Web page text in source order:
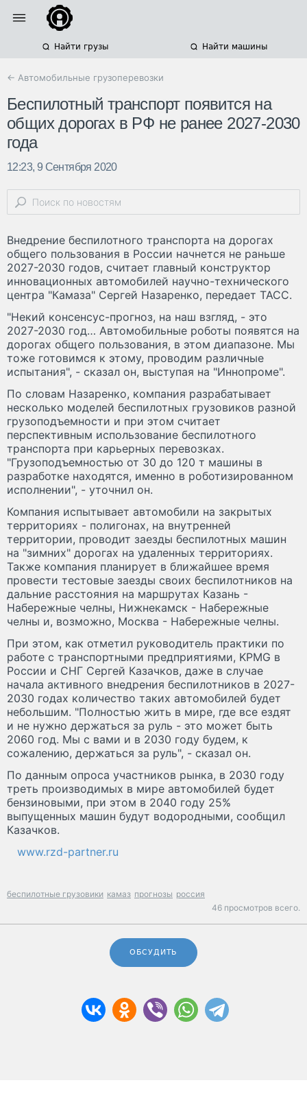
Найти грузы Найти машины
← Автомобильные грузоперевозки
Беспилотный транспорт появится на
общих дорогах в РФ не ранее 2027-2030
года
12:23, 9 Сентября 2020
Внедрение беспилотного транспорта на дорогах
общего пользования в России начнется не раньше
2027-2030 годов, считает главный конструктор
инновационных автомобилей научно-технического
центра "Камаза" Сергей Назаренко, передает ТАСС.
"Некий консенсус-прогноз, на наш взгляд, - это
2027-2030 год… Автомобильные роботы появятся на
дорогах общего пользования, в этом диапазоне. Мы
тоже готовимся к этому, проводим различные
испытания", - сказал он, выступая на "Иннопроме".
По словам Назаренко, компания разрабатывает
несколько моделей беспилотных грузовиков разной
грузоподъемности и при этом считает
перспективным использование беспилотного
транспорта при карьерных перевозках.
"Грузоподъемностью от 30 до 120 т машины в
разработке находятся, именно в роботизированном
исполнении", - уточнил он.
Компания испытывает автомобили на закрытых
территориях - полигонах, на внутренней
территории, проводит заезды беспилотных машин
на "зимних" дорогах на удаленных территориях.
Также компания планирует в ближайшее время
провести тестовые заезды своих беспилотников на
дальние расстояния на маршрутах Казань -
Набережные челны, Нижнекамск - Набережные
челны и, возможно, Москва - Набережные челны.
При этом, как отметил руководитель практики по
работе с транспортными предприятиями, KPMG в
России и СНГ Сергей Казачков, даже в случае
начала активного внедрения беспилотников в 2027-
2030 годах количество таких автомобилей будет
небольшим. "Полностью жить в мире, где все ездят
и не нужно держаться за руль - это может быть
2060 год. Мы с вами и в 2030 году будем, к
сожалению, держаться за руль", - сказал он.
По данным опроса участников рынка, в 2030 году
треть производимых в мире автомобилей будет
бензиновыми, при этом в 2040 году 25%
выпущенных машин будут водородными, сообщил
Казачков.
www.rzd-partner.ru
беспилотные грузовики камаз прогнозы россия
46 просмотров всего.
ОБСУДИТЬ